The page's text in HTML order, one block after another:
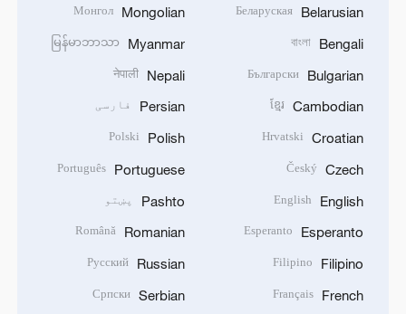
Belarusian
Беларуская
Bengali
বাংলা
Bulgarian
Български
Cambodian
ខ្មែរ
Croatian
Hrvatski
Czech
Český
English
English
Esperanto
Esperanto
Filipino
Filipino
French
Français
Mongolian
Монгол
Myanmar
မြန်မာဘာသာ
Nepali
नेपाली
Persian فارسی
Polish
Polski
Portuguese
Português
Pashto پښتو
Romanian
Română
Russian
Русский
Serbian
Српски